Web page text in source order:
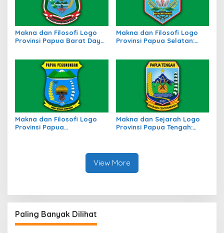
Makna dan Filosofi Logo
Provinsi Papua Barat Daya:
Makna dan Filosofi Logo
Provinsi Papua Selatan:
Makna dan Filosofi Logo
Provinsi Papua
Makna dan Sejarah Logo
Provinsi Papua Tengah:
View More
Paling Banyak Dilihat